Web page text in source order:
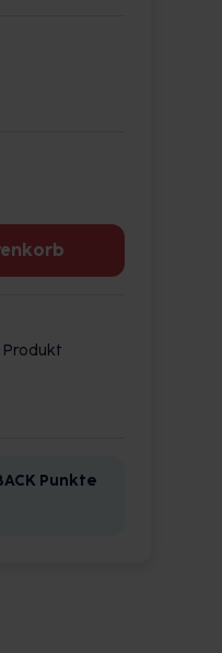
Produkt
Punkte